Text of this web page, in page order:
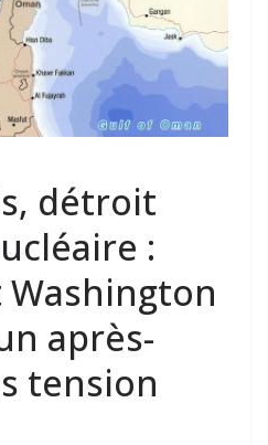
détroit
:
après-
tension